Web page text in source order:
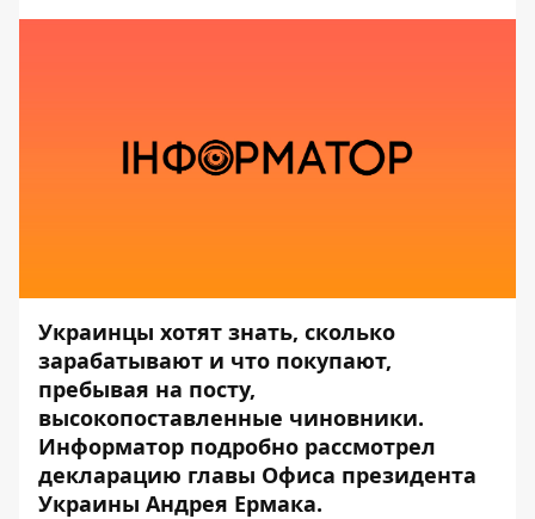
Украинцы хотят знать, сколько
зарабатывают и что покупают,
пребывая на посту,
высокопоставленные чиновники.
Информатор подробно рассмотрел
декларацию главы Офиса президента
Украины Андрея Ермака.